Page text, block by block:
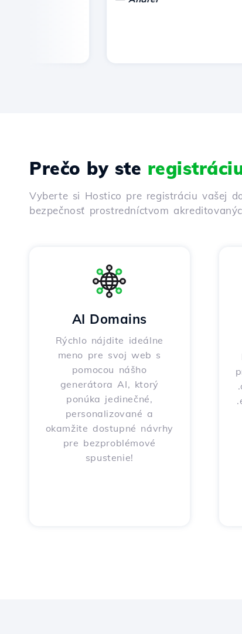
Prečo by ste
Vyberte si Hostico pre registráciu vašej
bezpečnosť prostredníctvom
AI Domains
Rýchlo nájdite ideálne
meno pre svoj web s
pomocou nášho
generátora AI, ktorý
ponúka jedinečné,
personalizované a
okamžite dostupné návrhy
pre bezproblémové
spustenie!